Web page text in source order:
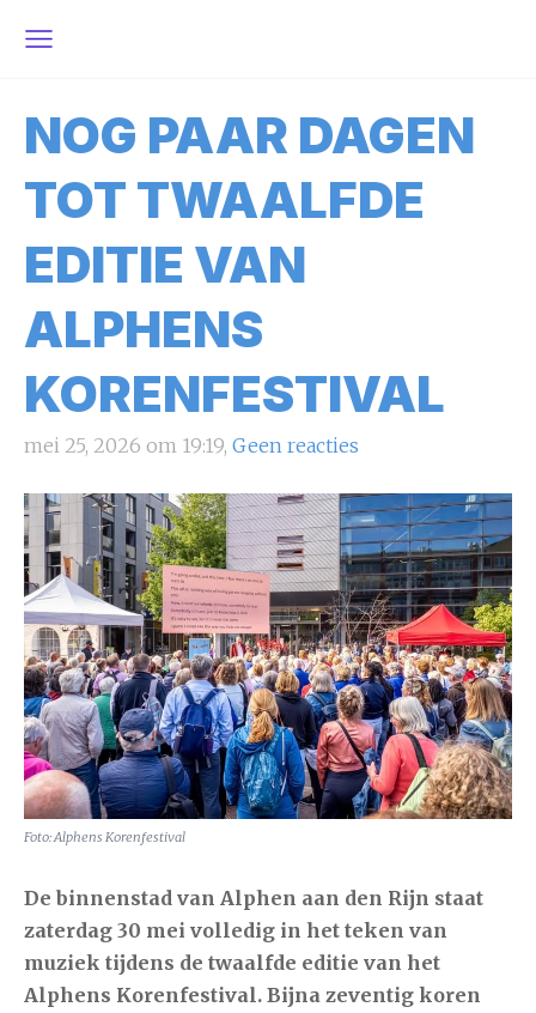
NOG PAAR DAGEN
TOT TWAALFDE
EDITIE VAN
ALPHENS
KORENFESTIVAL
mei 25, 2026 om 19:19, Geen reacties
Foto: Alphens Korenfestival
De binnenstad van Alphen aan den Rijn staat
zaterdag 30 mei volledig in het teken van
muziek tijdens de twaalfde editie van het
Alphens Korenfestival. Bijna zeventig koren